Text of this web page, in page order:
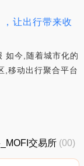
让出行带来收
如今,随着城市化的
,移动出行聚合平台
交易所 (00)